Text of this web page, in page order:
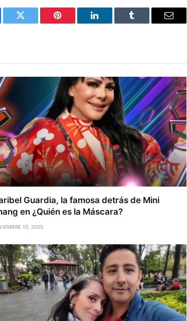
Twitter Pinterest LinkedIn Tumblr Email
Guardia, la famosa detrás de Mini
en ¿Quién es la Máscara?
10, 2025